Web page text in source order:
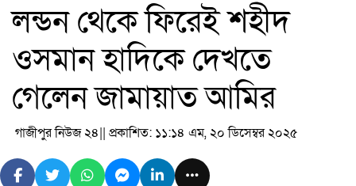
লন্ডন থেকে ফিরেই শহীদ
ওসমান হাদিকে দেখতে
গেলেন জামায়াত আমির
গাজীপুর নিউজ ২৪|| প্রকাশিত: ১১:১৪ এম, ২০ ডিসেম্বর ২০২৫